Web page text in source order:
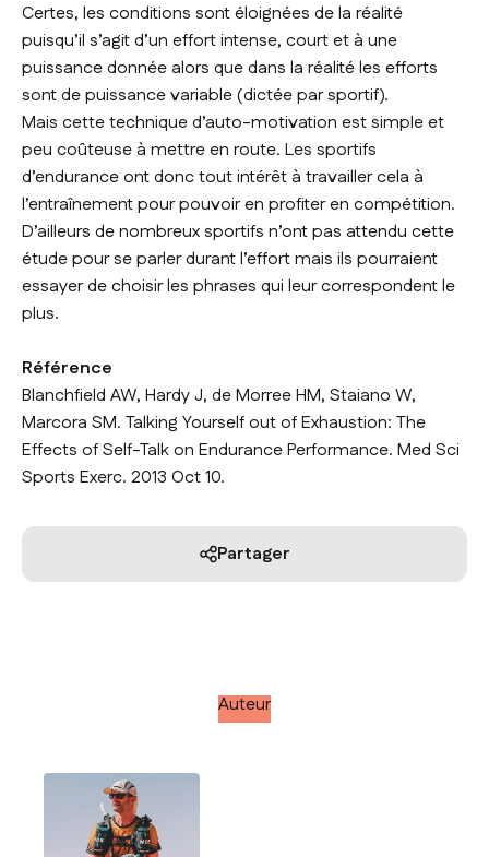
Certes, les conditions sont éloignées de la réalité
puisqu’il s’agit d’un effort intense, court et à une
puissance donnée alors que dans la réalité les efforts
sont de puissance variable (dictée par sportif).
Mais cette technique d’auto-motivation est simple et
peu coûteuse à mettre en route. Les sportifs
d’endurance ont donc tout intérêt à travailler cela à
l’entraînement pour pouvoir en profiter en compétition.
D’ailleurs de nombreux sportifs n’ont pas attendu cette
étude pour se parler durant l’effort mais ils pourraient
essayer de choisir les phrases qui leur correspondent le
plus.
Référence
Blanchfield AW, Hardy J, de Morree HM, Staiano W,
Marcora SM. Talking Yourself out of Exhaustion: The
Effects of Self-Talk on Endurance Performance. Med Sci
Sports Exerc. 2013 Oct 10.
Partager
Auteur